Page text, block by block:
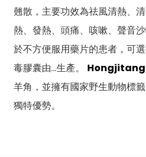
翹散，主要功效為祛風清熱、
熱、發熱、頭痛、咳嗽、聲音
於不方便服用藥片的患者，可
毒膠囊由…生產。 Hongjitang
羊角，並擁有國家野生動物標
獨特優勢。